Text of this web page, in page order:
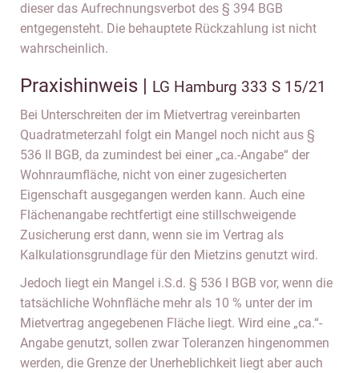
dieser das Aufrechnungsverbot des § 394 BGB
entgegensteht. Die behauptete Rückzahlung ist nicht
wahrscheinlich.
Praxishinweis | LG Hamburg 333 S 15/21
Bei Unterschreiten der im Mietvertrag vereinbarten
Quadratmeterzahl folgt ein Mangel noch nicht aus §
536 II BGB, da zumindest bei einer „ca.-Angabe“ der
Wohnraumfläche, nicht von einer zugesicherten
Eigenschaft ausgegangen werden kann. Auch eine
Flächenangabe rechtfertigt eine stillschweigende
Zusicherung erst dann, wenn sie im Vertrag als
Kalkulationsgrundlage für den Mietzins genutzt wird.
Jedoch liegt ein Mangel i.S.d. § 536 I BGB vor, wenn die
tatsächliche Wohnfläche mehr als 10 % unter der im
Mietvertrag angegebenen Fläche liegt. Wird eine „ca.“-
Angabe genutzt, sollen zwar Toleranzen hingenommen
werden, die Grenze der Unerheblichkeit liegt aber auch